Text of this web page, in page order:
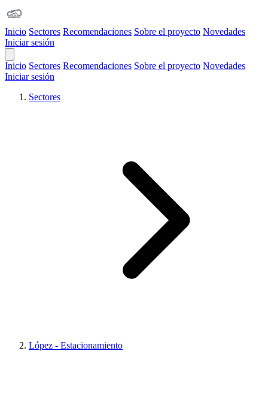
Inicio Sectores Recomendaciones Sobre el proyecto Novedades
Iniciar sesión
Inicio Sectores Recomendaciones Sobre el proyecto Novedades
Iniciar sesión
Sectores
López - Estacionamiento